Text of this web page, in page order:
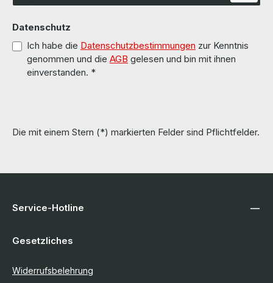
Datenschutz
Ich habe die Datenschutzbestimmungen zur Kenntnis
genommen und die AGB gelesen und bin mit ihnen
einverstanden. *
Die mit einem Stern (*) markierten Felder sind Pflichtfelder.
Service-Hotline
Gesetzliches
Widerrufsbelehrung